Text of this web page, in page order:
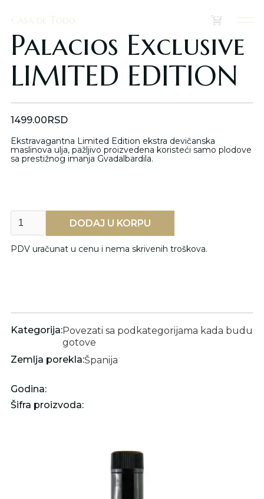
Palacios Exclusive
LIMITED EDITION
1499.00RSD
Ekstravagantna Limited Edition ekstra devičanska
maslinova ulja, pažljivo proizvedena koristeći samo plodove
sa prestižnog imanja Gvadalbardila.
PDV uračunat u cenu i nema skrivenih troškova.
Kategorija:Povezati sa podkategorijama kada budu
gotove
Zemlja porekla:Španija
Godina:
Šifra proizvoda: